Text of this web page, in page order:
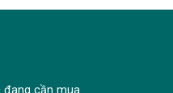
đang cần mua